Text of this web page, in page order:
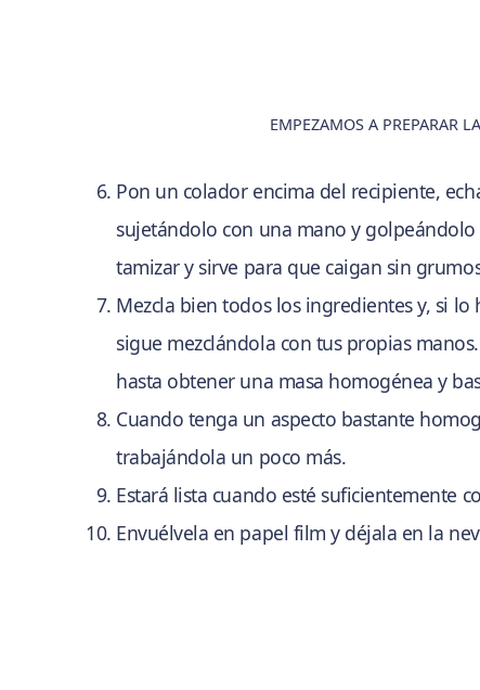
EMPEZAMOS A PREPARAR
Pon un colador encima del recipiente,
sujetándolo con una mano y
tamizar y sirve para que caigan sin
Mezcla bien todos los ingredientes y, si
sigue mezclándola con tus propias
hasta obtener una masa homogénea y
Cuando tenga un aspecto bastante
trabajándola un poco más.
Estará lista cuando esté suficientemente
Envuélvela en papel film y déjala en la